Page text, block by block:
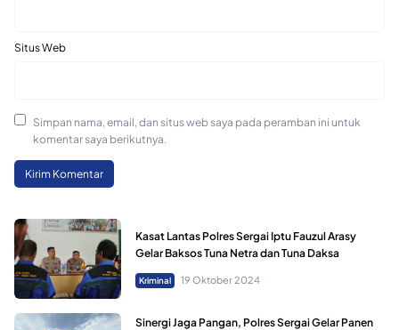
Situs Web
Simpan nama, email, dan situs web saya pada peramban ini untuk
komentar saya berikutnya.
Kasat Lantas Polres Sergai Iptu Fauzul Arasy
Gelar Baksos Tuna Netra dan Tuna Daksa
Kriminal 19 Oktober 2024
Sinergi Jaga Pangan, Polres Sergai Gelar Panen